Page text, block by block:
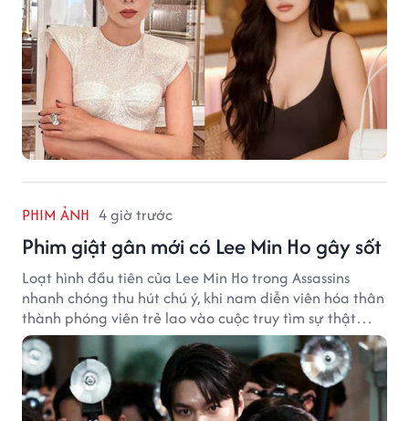
PHIM ẢNH 4 giờ trước
Phim giật gân mới có Lee Min Ho gây sốt
Loạt hình đầu tiên của Lee Min Ho trong Assassins
nhanh chóng thu hút chú ý, khi nam diễn viên hóa thân
thành phóng viên trẻ lao vào cuộc truy tìm sự thật
phía sau một vụ ám sát gây chấn động Hàn Quốc.